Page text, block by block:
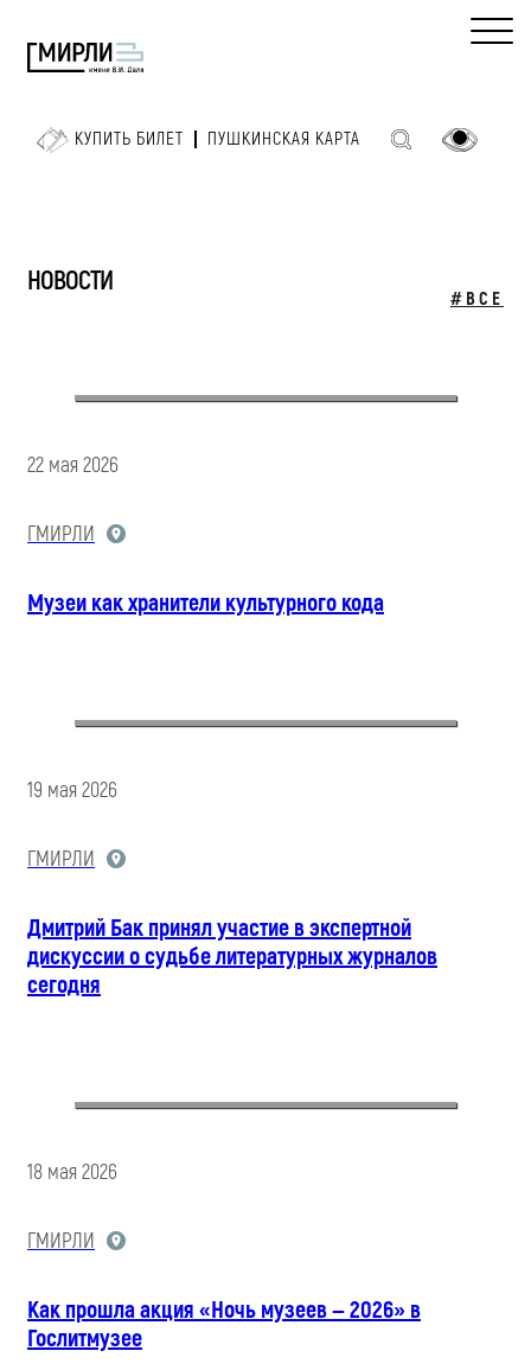
КУПИТЬ БИЛЕТ ПУШКИНСКАЯ КАРТА
НОВОСТИ
#ВСЕ
22 мая 2026
ГМИРЛИ
Музеи как хранители культурного кода
19 мая 2026
ГМИРЛИ
Дмитрий Бак принял участие в экспертной
дискуссии о судьбе литературных журналов
сегодня
18 мая 2026
ГМИРЛИ
Как прошла акция «Ночь музеев — 2026» в
Гослитмузее